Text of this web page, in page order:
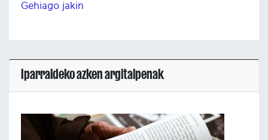
Gehiago jakin
Iparraldeko azken argitalpenak